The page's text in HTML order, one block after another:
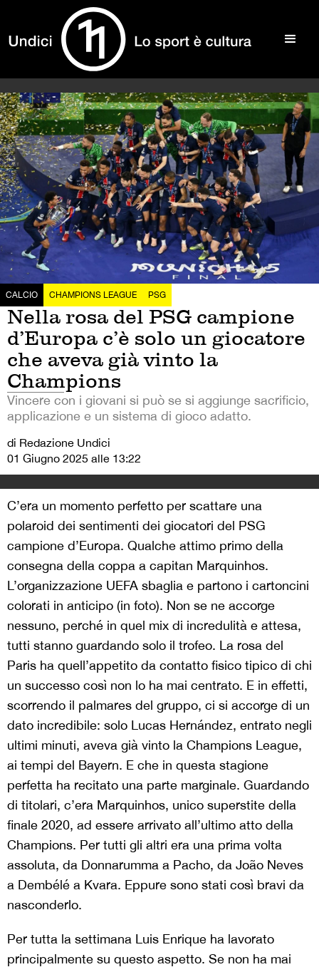
CALCIO CHAMPIONS LEAGUE PSG
Nella rosa del PSG campione
d’Europa c’è solo un giocatore
che aveva già vinto la
Champions
Vincere con i giovani si può se si aggiunge sacrificio,
applicazione e un sistema di gioco adatto.
di Redazione Undici
01 Giugno 2025 alle 13:22
C’era un momento perfetto per scattare una
polaroid dei sentimenti dei giocatori del PSG
campione d’Europa. Qualche attimo primo della
consegna della coppa a capitan Marquinhos.
L’organizzazione UEFA sbaglia e partono i cartoncini
colorati in anticipo (in foto). Non se ne accorge
nessuno, perché in quel mix di incredulità e attesa,
tutti stanno guardando solo il trofeo. La rosa del
Paris ha quell’appetito da contatto fisico tipico di chi
un successo così non lo ha mai centrato. E in effetti,
scorrendo il palmares del gruppo, ci si accorge di un
dato incredibile: solo Lucas Hernández, entrato negli
ultimi minuti, aveva già vinto la Champions League,
ai tempi del Bayern. E che in questa stagione
perfetta ha recitato una parte marginale. Guardando
di titolari, c’era Marquinhos, unico superstite della
finale 2020, ad essere arrivato all’ultimo atto della
Champions. Per tutti gli altri era una prima volta
assoluta, da Donnarumma a Pacho, da João Neves
a Dembélé a Kvara. Eppure sono stati così bravi da
nasconderlo.
Per tutta la settimana Luis Enrique ha lavorato
principalmente su questo aspetto. Se non ha mai